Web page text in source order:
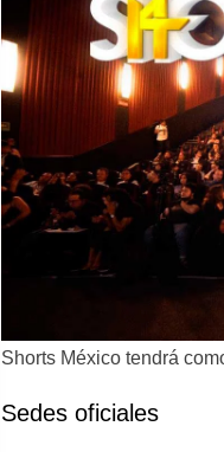
Shorts México tendrá
Sedes oficiales